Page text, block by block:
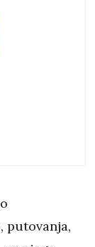
putovanja,